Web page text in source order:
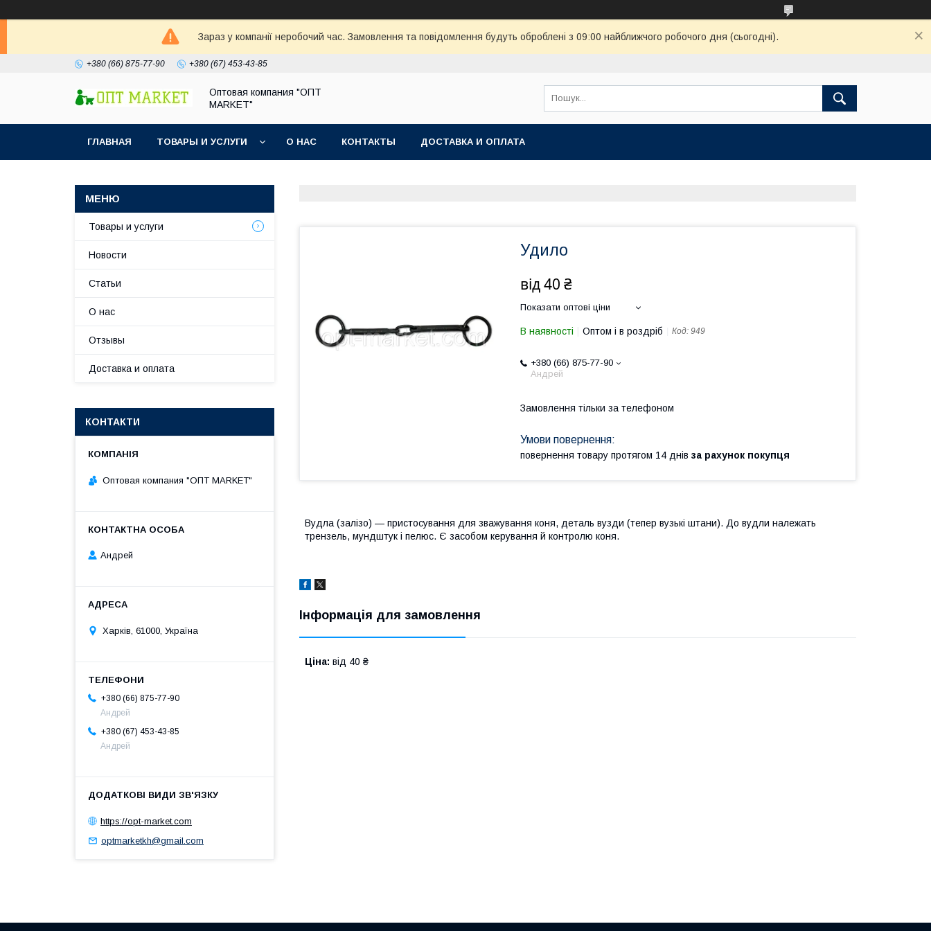
Зараз у компанії неробочий час. Замовлення та повідомлення будуть оброблені з 09:00 найближчого робочого дня (сьогодні).
+380 (66) 875-77-90 +380 (67) 453-43-85
Оптовая компания "ОПТ
MARKET"
ГЛАВНАЯ ТОВАРЫ И УСЛУГИ О НАС КОНТАКТЫ ДОСТАВКА И ОПЛАТА
Удило
від40 ₴
Показати оптові ціни
В наявності Оптом і в роздріб Код: 949
+380 (66) 875-77-90
Андрей
Замовлення тільки за телефоном
повернення товару протягом 14 днів за рахунок покупця
Вудла (залізо) — пристосування для зважування коня, деталь вузди (тепер вузькі штани). До вудли належать
трензель, мундштук і пелюс. Є засобом керування й контролю коня.
Інформація для замовлення
Ціна: від 40 ₴
Товары и услуги
Новости
Статьи
О нас
Отзывы
Доставка и оплата
КОНТАКТИ
Оптовая компания "ОПТ MARKET"
Андрей
Харків, 61000, Україна
+380 (66) 875-77-90
Андрей
+380 (67) 453-43-85
Андрей
https://opt-market.com
optmarketkh@gmail.com